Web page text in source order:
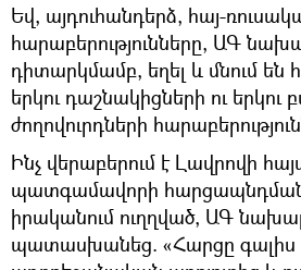
Եվ, այդուհանդերձ, հայ-
հարաբերությունները, ԱԳ
դիտարկմամբ, եղել և մնում
երկու դաշնակիցների ու երկու
ժողովուրդների
Ինչ վերաբերում է Լավրովի
պատգամավորի
իրականում ուղղված, ԱԳ
պատասխանեց. «Հարցը գալիս